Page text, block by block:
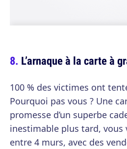
L’arnaque à la carte à
100 % des victimes ont
Pourquoi pas vous ? Une
promesse d’un superbe
inestimable plus tard, vous
entre 4 murs, avec des